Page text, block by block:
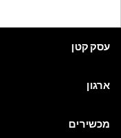
עסק קטן
ארגון
מכשירים